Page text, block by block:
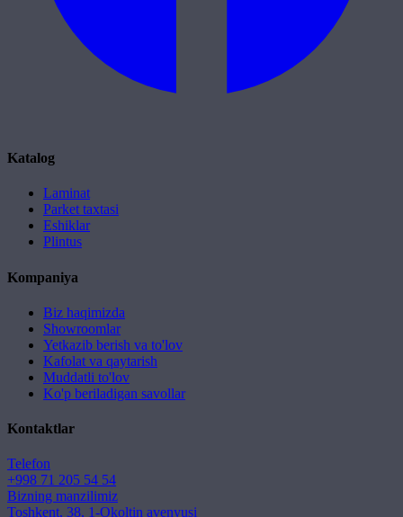
Katalog
Laminat
Parket taxtasi
Eshiklar
Plintus
Kompaniya
Biz haqimizda
Showroomlar
Yetkazib berish va to'lov
Kafolat va qaytarish
Muddatli to'lov
Ko'p beriladigan savollar
Kontaktlar
Telefon
+998 71 205 54 54
Bizning manzilimiz
Toshkent, 38, 1-Okoltin avenyusi